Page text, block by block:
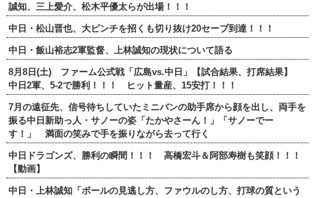
誠知、三上愛介、松木平優太らが出場！！！
中日・松山晋也、大ピンチを招くも切り抜け20セーブ到達！！！
中日・飯山裕志2軍監督、上林誠知の現状について語る
8月8日(土) ファーム公式戦「広島vs.中日」【試合結果、打席結果】
中日2軍、5-2で勝利！！！ ヒット量産、15安打！！！
7月の遠征先、信号待ちしていたミニバンの助手席から顔を出し、両手を
振る中日新助っ人・サノーの姿「たかやさーん！」「サノーでー
す！」 満面の笑みで手を振りながら去って行く
中日ドラゴンズ、勝利の瞬間！！！ 高橋宏斗＆阿部寿樹も笑顔！！！
【動画】
中日・上林誠知「ボールの見逃し方、ファウルのし方、打球の質という